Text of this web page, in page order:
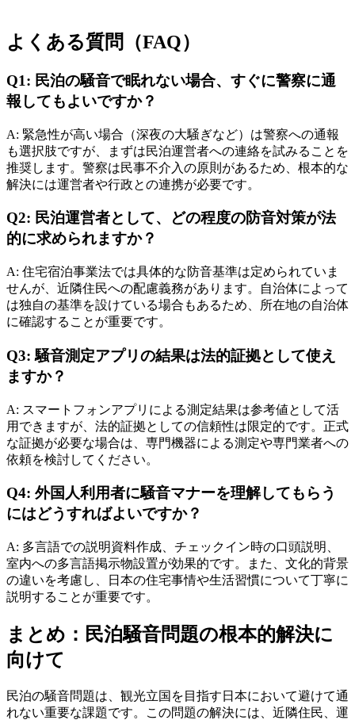
よくある質問（FAQ）
Q1: 民泊の騒音で眠れない場合、すぐに警察に通
報してもよいですか？
A: 緊急性が高い場合（深夜の大騒ぎなど）は警察への通報
も選択肢ですが、まずは民泊運営者への連絡を試みることを
推奨します。警察は民事不介入の原則があるため、根本的な
解決には運営者や行政との連携が必要です。
Q2: 民泊運営者として、どの程度の防音対策が法
的に求められますか？
A: 住宅宿泊事業法では具体的な防音基準は定められていま
せんが、近隣住民への配慮義務があります。自治体によって
は独自の基準を設けている場合もあるため、所在地の自治体
に確認することが重要です。
Q3: 騒音測定アプリの結果は法的証拠として使え
ますか？
A: スマートフォンアプリによる測定結果は参考値として活
用できますが、法的証拠としての信頼性は限定的です。正式
な証拠が必要な場合は、専門機器による測定や専門業者への
依頼を検討してください。
Q4: 外国人利用者に騒音マナーを理解してもらう
にはどうすればよいですか？
A: 多言語での説明資料作成、チェックイン時の口頭説明、
室内への多言語掲示物設置が効果的です。また、文化的背景
の違いを考慮し、日本の住宅事情や生活習慣について丁寧に
説明することが重要です。
まとめ：民泊騒音問題の根本的解決に
向けて
民泊の騒音問題は、観光立国を目指す日本において避けて通
れない重要な課題です。この問題の解決には、近隣住民、運